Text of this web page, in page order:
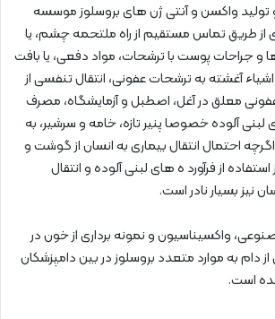
واکسن و آنتی ژن های بروسلوز موسسه
از طریق تماس مستقیم از راه ملتحمه چشم، یا
و جراحات پوست با ترشحات، مواد دفعی، یا بافت
آغشته به ترشحات عفونی، انتقال تنفسی از
معلق در آغل، اصطبل و آزمایشگاه، مصرف
لبنی آلوده خصوصا پنیر تازه، خامه و سرشیر، به
احتمال انتقال بیماری به انسان از گوشت و
از فرآورد ه های لبنی آلوده و انتقال
نیز بسیار نادر است.
واکسیناسیون و نمونه برداری از خون در
دام به موارد متعدد بروسلوز در بین دامپزشکان
است.